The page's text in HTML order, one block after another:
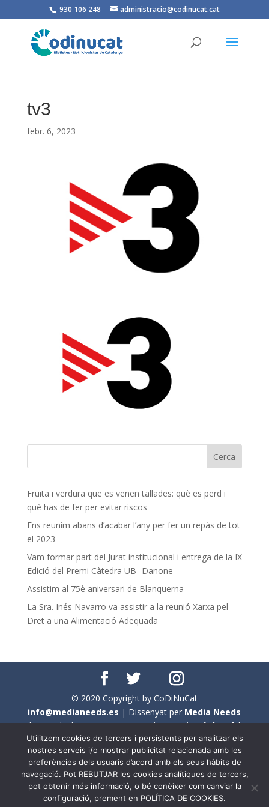
930 106 248 administracio@codinucat.cat
tv3
febr. 6, 2023
Fruita i verdura que es venen tallades: què es perd i
què has de fer per evitar riscos
Ens reunim abans d’acabar l’any per fer un repàs de tot
el 2023
Vam formar part del Jurat institucional i entrega de la IX
Edició del Premi Càtedra UB- Danone
Assistim al 75è aniversari de Blanquerna
La Sra. Inés Navarro va assistir a la reunió Xarxa pel
Dret a una Alimentació Adequada
© 2020 Copyright by CoDiNuCat
info@medianeeds.es | Dissenyat per Media Needs
| Tots els drets reservats aCoDiNuCat |Avís legal|
Avís per cookies
En aquest web s'ha tingut en compte l'ús no sexista del
llenguatge. No obstant això, i a causa de la seva
extensió, no s'ha pogut fer de manera exhaustiva. Per
Utilitzem cookies de tercers i persistents per analitzar els
nostres serveis i/o mostrar publicitat relacionada amb les
preferències dels usuaris d’acord amb els seus hàbits de
navegació. Pot REBUTJAR les cookies analítiques de tercers,
pot obtenir més informació, o bé conèixer com canviar la
configuració, prement en POLÍTICA DE COOKIES.